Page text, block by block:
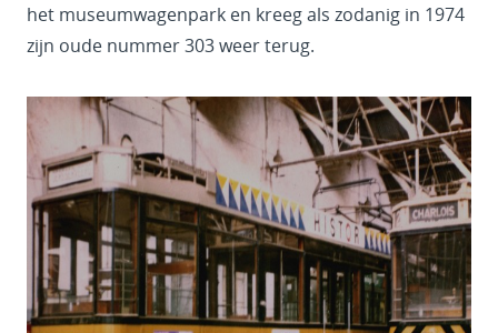
het museumwagenpark en kreeg als zodanig in 1974
zijn oude nummer 303 weer terug.